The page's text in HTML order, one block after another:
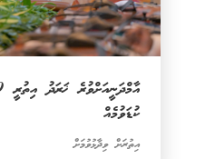
ކުޑަވުމެއް
އިތުރަށް ވިދާޅުވުމަށް